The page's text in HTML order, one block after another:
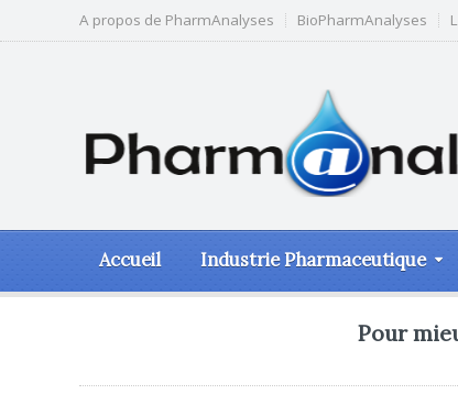
A propos de PharmAnalyses BioPharmAnalyses
Accueil Industrie Pharmaceutique
Pour